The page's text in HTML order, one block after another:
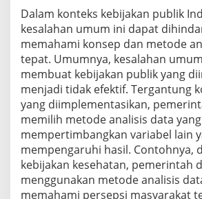
Dalam konteks kebijakan publik
kesalahan umum ini dapat
memahami konsep dan metode
tepat. Umumnya, kesalahan
membuat kebijakan publik yang
menjadi tidak efektif. Tergantung
yang diimplementasikan,
memilih metode analisis data
mempertimbangkan variabel lain
mempengaruhi hasil. Contohnya,
kebijakan kesehatan, pemerintah
menggunakan metode analisis
memahami persepsi masyarakat